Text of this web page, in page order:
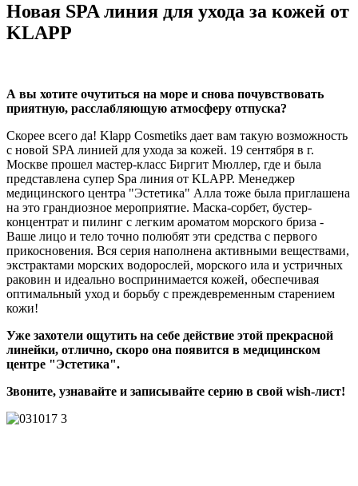
Новая SPA линия для ухода за кожей от
KLAPP
А вы хотите очутиться на море и снова почувствовать
приятную, расслабляющую атмосферу отпуска?
Скорее всего да! Klapp Cosmetiks дает вам такую возможность
с новой SPA линией для ухода за кожей. 19 сентября в г.
Москве прошел мастер-класс Биргит Мюллер, где и была
представлена супер Spa линия от KLAPP. Менеджер
медицинского центра "Эстетика" Алла тоже была приглашена
на это грандиозное мероприятие. Маска-сорбет, бустер-
концентрат и пилинг с легким ароматом морского бриза -
Ваше лицо и тело точно полюбят эти средства с первого
прикосновения. Вся серия наполнена активными веществами,
экстрактами морских водорослей, морского ила и устричных
раковин и идеально воспринимается кожей, обеспечивая
оптимальный уход и борьбу с преждевременным старением
кожи!
Уже захотели ощутить на себе действие этой прекрасной
линейки, отлично, скоро она появится в медицинском
центре "Эстетика".
Звоните, узнавайте и записывайте серию в свой wish-лист!